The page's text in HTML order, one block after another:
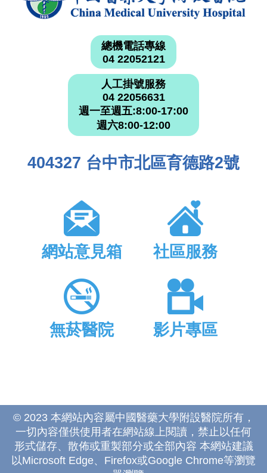
總機電話專線
04 22052121
人工掛號服務
04 22056631
週一至週五:8:00-17:00
週六8:00-12:00
404327 台中市北區育德路2號
網站意見箱 社區服務
無菸醫院 影片專區
© 2023 本網站內容屬中國醫藥大學附設醫院所有，
一切內容僅供使用者在網站線上閱讀，禁止以任何
形式儲存、散佈或重製部分或全部內容 本網站建議
以Microsoft Edge、Firefox或Google Chrome等瀏覽